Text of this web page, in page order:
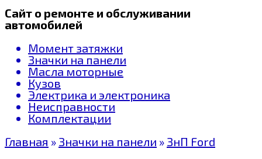
Сайт о ремонте и обслуживании
автомобилей
Момент затяжки
Значки на панели
Масла моторные
Кузов
Электрика и электроника
Неисправности
Комплектации
Главная » Значки на панели » ЗнП Ford